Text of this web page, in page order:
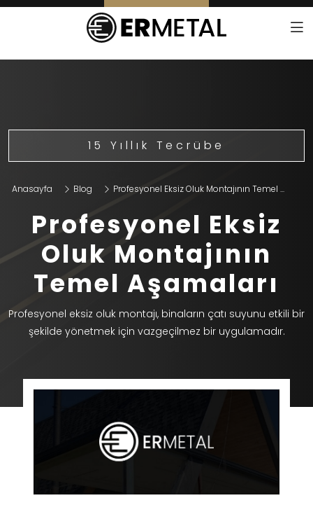
15 Yıllık Tecrübe
Anasayfa Blog Profesyonel Eksiz Oluk Montajının Temel ...
Profesyonel Eksiz
Oluk Montajının
Temel Aşamaları
Profesyonel eksiz oluk montajı, binaların çatı suyunu etkili bir
şekilde yönetmek için vazgeçilmez bir uygulamadır.